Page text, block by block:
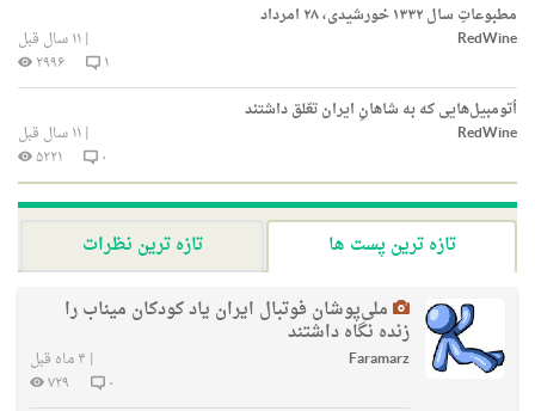
مطبوعاتِ سال ۱۳۳۲ خورشیدی، ۲۸ امرداد
RedWine
|۱۱ سال قبل
۱
۲۹۹۶
اُتومبیل‌هایی‌ که به شاهانِ ایران تعّلق داشتند
RedWine
|۱۱ سال قبل
۰
۵۲۲۱
تازه ترین پست ها
تازه ترین نظرات
ملی‌پوشان فوتبال ایران یاد کودکان میناب را
زنده نگاه داشتند
Faramarz
| ۴ ماه قبل
۰
۷۲۹